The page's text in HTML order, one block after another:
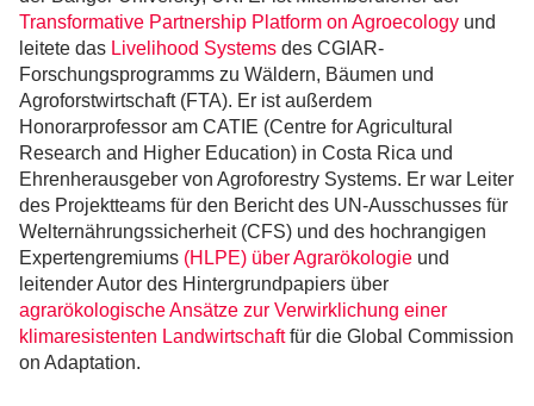
Transformative Partnership Platform on Agroecology und
leitete das Livelihood Systems des CGIAR-
Forschungsprogramms zu Wäldern, Bäumen und
Agroforstwirtschaft (FTA). Er ist außerdem
Honorarprofessor am CATIE (Centre for Agricultural
Research and Higher Education) in Costa Rica und
Ehrenherausgeber von Agroforestry Systems. Er war Leiter
des Projektteams für den Bericht des UN-Ausschusses für
Welternährungssicherheit (CFS) und des hochrangigen
Expertengremiums (HLPE) über Agrarökologie und
leitender Autor des Hintergrundpapiers über
agrarökologische Ansätze zur Verwirklichung einer
klimaresistenten Landwirtschaftfür die Global Commission
on Adaptation.